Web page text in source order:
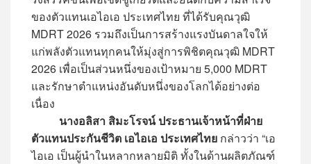
ของตัวแทนเอไอเอ ประเทศไทย ที่ได้รับคุณวุฒิ
MDRT 2026 รวมถึงเป็นการสร้างแรงบันดาลใจให้
แก่พลังตัวแทนทุกคนให้มุ่งสู่การพิชิตคุณวุฒิ MDRT
2026 เพื่อเป็นส่วนหนึ่งของเป้าหมาย 5,000 MDRT
และรักษาตำแหน่งอันดับหนึ่งของโลกได้อย่างต่อ
เนื่อง
นางอลิสา สิมะโรจน์ ประธานเจ้าหน้าที่ฝ่าย
ตัวแทนประกันชีวิต เอไอเอ ประเทศไทย กล่าวว่า “เอ
ไอเอ เป็นผู้นำในหลากหลายมิติ ทั้งในด้านผลิตภัณฑ์